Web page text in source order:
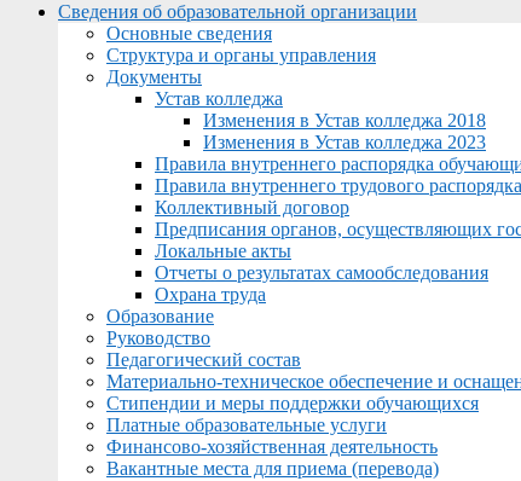
Menu
Сведения об образовательной организации
Основные сведения
Структура и органы управления
Документы
Устав колледжа
Изменения в Устав колледжа 2018
Изменения в Устав колледжа 2023
Правила внутреннего распорядка
Правила внутреннего трудового распорядка
Коллективный договор
Предписания органов, осуществляющих
Локальные акты
Отчеты о результатах самообследования
Охрана труда
Образование
Руководство
Педагогический состав
Материально-техническое обеспечение и
Стипендии и меры поддержки обучающихся
Платные образовательные услуги
Финансово-хозяйственная деятельность
Вакантные места для приема (перевода)